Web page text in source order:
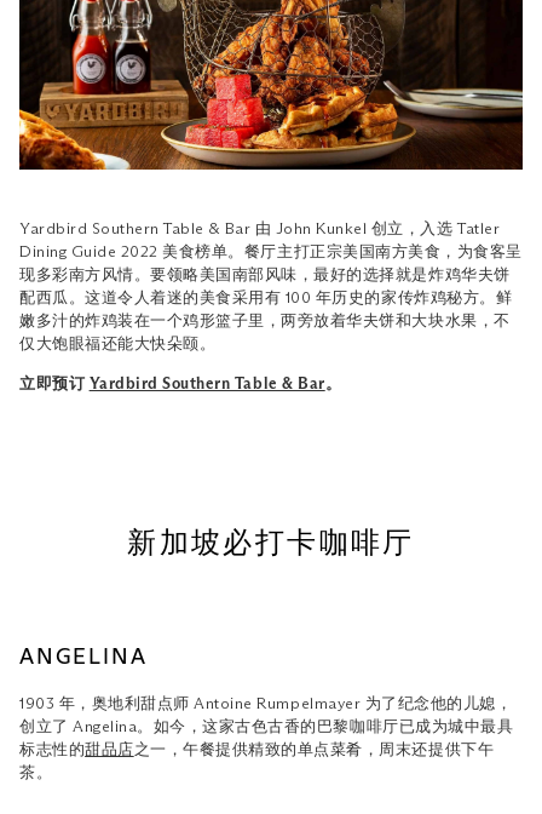
Yardbird Southern Table & Bar 由 John Kunkel 创立，入选 Tatler
Dining Guide 2022 美食榜单。餐厅主打正宗美国南方美食，为食客呈
现多彩南方风情。要领略美国南部风味，最好的选择就是炸鸡华夫饼
配西瓜。这道令人着迷的美食采用有 100 年历史的家传炸鸡秘方。鲜
嫩多汁的炸鸡装在一个鸡形篮子里，两旁放着华夫饼和大块水果，不
仅大饱眼福还能大快朵颐。
立即预订 Yardbird Southern Table & Bar。
新加坡必打卡咖啡厅
ANGELINA
1903 年，奥地利甜点师 Antoine Rumpelmayer 为了纪念他的儿媳，
创立了 Angelina。如今，这家古色古香的巴黎咖啡厅已成为城中最具
标志性的甜品店 之一，午餐提供精致的单点菜肴，周末还提供下午
茶。